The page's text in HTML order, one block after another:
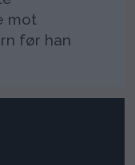
mot
før han